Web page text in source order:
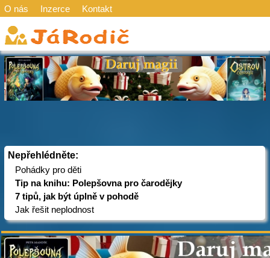
O nás Inzerce Kontakt
Nepřehlédněte:
Pohádky pro děti
Tip na knihu: Polepšovna pro čarodějky
7 tipů, jak být úplně v pohodě
Jak řešit neplodnost